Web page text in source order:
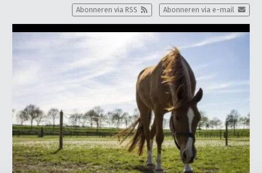
Abonneren via e-mail
Abonneren via RSS